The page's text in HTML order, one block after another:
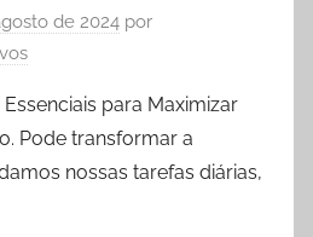
de 2024 por
para Maximizar
Pode transformar a
nossas tarefas diárias,